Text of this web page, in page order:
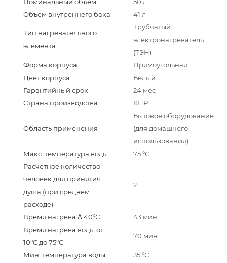
Номинальный объём
50 л
Объем внутреннего бака
41 л
Тип нагревательного
элемента
Трубчатый
электронагреватель
(ТЭН)
Форма корпуса
Прямоугольная
Цвет корпуса
Белый
Гарантийный срок
24 мес
Страна производства
КНР
Область применения
Бытовое оборудование
(для домашнего
использования)
Макс. температура воды
75 °С
Расчетное количество
человек для принятия
душа (при среднем
расходе)
2
Время нагрева Δ 40°С
43 мин
Время нагрева воды от
10°С до 75°С
70 мин
Мин. температура воды
35 °С